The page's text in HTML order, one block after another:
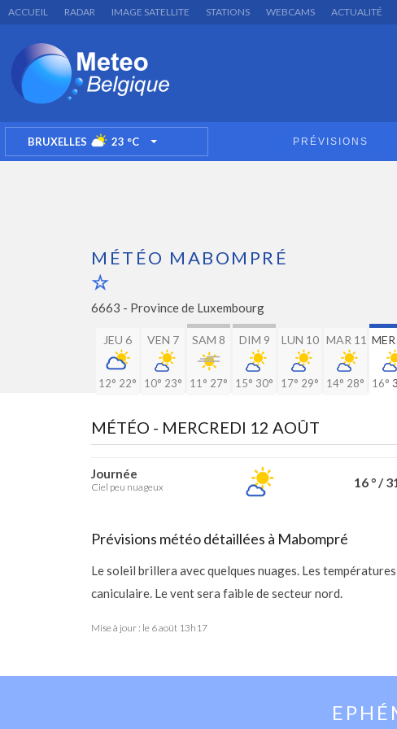
ACCUEIL RADAR IMAGE SATELLITE STATIONS WEBCAMS ACTUALITÉ
BRUXELLES 23 °C TOGGLE DROPDOWN PRÉVISIONS
MÉTÉO MABOMPRÉ
6663 - Province de Luxembourg
JEU 6
12° 22°
VEN 7
10° 23°
SAM 8
11° 27°
DIM 9
15° 30°
LUN 10
17° 29°
MAR 11
14° 28° 16°
MÉTÉO - MERCREDI 12 AOÛT
Journée
Ciel peu nuageux 16 ° /
Prévisions météo détaillées à Mabompré
Le soleil brillera avec quelques nuages. Les
caniculaire. Le vent sera faible de secteur nord.
Mise à jour : le 6 août 13h17